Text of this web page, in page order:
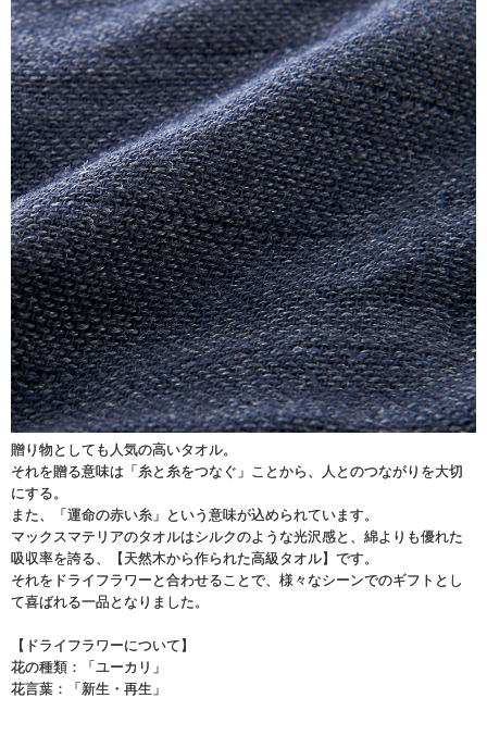
贈り物としても人気の高いタオル。
それを贈る意味は「糸と糸をつなぐ」ことから、人とのつながりを大切
にする。
また、「運命の赤い糸」という意味が込められています。
マックスマテリアのタオルはシルクのような光沢感と、綿よりも優れた
吸収率を誇る、【天然木から作られた高級タオル】です。
それをドライフラワーと合わせることで、様々なシーンでのギフトとし
て喜ばれる一品となりました。
【ドライフラワーについて】
花の種類：「ユーカリ」
花言葉：「新生・再生」